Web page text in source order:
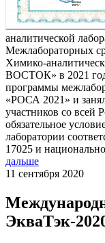
аналитической
Межлабораторных
Химико-
ВОСТОК» в 2021
программы
«РОСА 2021» и
участников со всей
обязательное
лаборатории
17025 и
дальше
11 сентября 2020
ЭкваТэк-